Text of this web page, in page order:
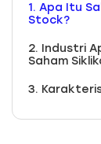
1. Apa Itu
Stock?
2. Industri
Saham
3.